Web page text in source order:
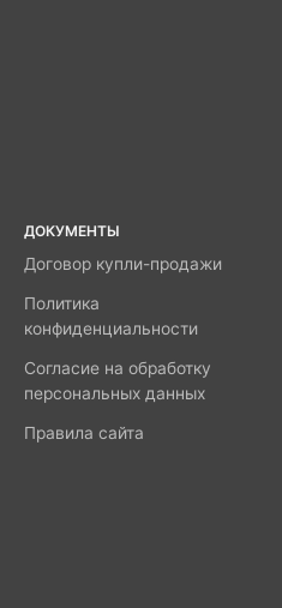
ДОКУМЕНТЫ
Договор купли-продажи
Политика
конфиденциальности
Согласие на обработку
персональных данных
Правила сайта